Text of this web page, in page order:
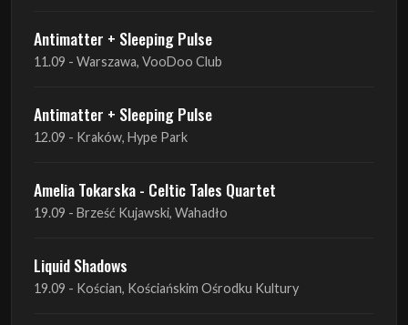
Antimatter + Sleeping Pulse
12.09 - Kraków, Hype Park
Amelia Tokarska - Celtic Tales Quartet
19.09 - Brześć Kujawski, Wahadło
Liquid Shadows
19.09 - Kościan, Kościańskim Ośrodku Kultury
Amelia Tokarska - Celtic Tales Quartet
20.09 - Brześć Kujawski, Wahadło